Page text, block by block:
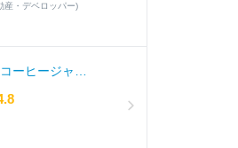
産・デベロッパー)